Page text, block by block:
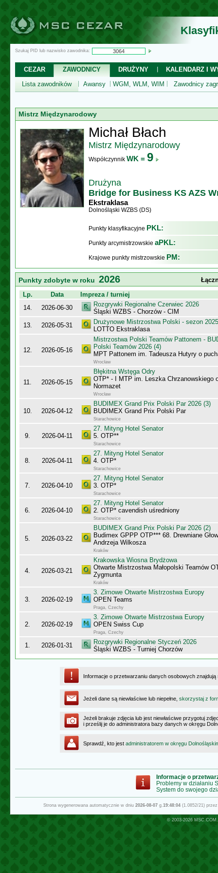
Szukaj PID lub nazwisko zawodnika:
CEZAR ZAWODNICY DRUŻYNY
KALENDARZ I
Lista zawodników
Awansy WGM, WLM, WIM Zawodnicy
Mistrz Międzynarodowy
Michał Błach
Mistrz Międzynarodowy
Współczynnik WK = 9
Drużyna
Bridge for Business KS AZS
Ekstraklasa
Dolnośląski WZBS (DS)
Punkty klasyfikacyjne PKL:
Punkty arcymistrzowskie aPKL:
Krajowe punkty mistrzowskie PM:
Punkty zdobyte w roku 2026
Lp.
Data
Impreza / turniej
14.
2026-06-30
Rozgrywki Regionalne Czerwiec 2026
Śląski WZBS - Chorzów - CIM
13.
2026-05-31
Drużynowe Mistrzostwa Polski - sezon
LOTTO Ekstraklasa
12. 2026-05-16
Mistrzostwa Polski Teamów Pattonem -
Polski Teamów 2026 (4)
MPT Pattonem im. Tadeusza Hutyry o
Wrocław
11. 2026-05-15
Błękitna Wstęga Odry
OTP* - I MTP im. Leszka Chrzanowskiego
Normazet
Wrocław
10. 2026-04-12
BUDIMEX Grand Prix Polski Par 2026 (3)
BUDIMEX Grand Prix Polski Par
Starachowice
9. 2026-04-11
27. Mityng Hotel Senator
5. OTP**
Starachowice
8. 2026-04-11
27. Mityng Hotel Senator
4. OTP*
Starachowice
7. 2026-04-10
27. Mityng Hotel Senator
3. OTP*
Starachowice
6. 2026-04-10
27. Mityng Hotel Senator
2. OTP* cavendish uśredniony
Starachowice
5. 2026-03-22
BUDIMEX Grand Prix Polski Par 2026 (2)
Budimex GPPP OTP*** 68. Drewniane
Andrzeja Wilkosza
Kraków
4. 2026-03-21
Krakowska Wiosna Brydżowa
Otwarte Mistrzostwa Małopolski Teamów
Zygmunta
Kraków
3. 2026-02-19
3. Zimowe Otwarte Mistrzostwa Europy
OPEN Teams
Praga, Czechy
2. 2026-02-19
3. Zimowe Otwarte Mistrzostwa Europy
OPEN Swiss Cup
Praga, Czechy
1. 2026-01-31
Rozgrywki Regionalne Styczeń 2026
Śląski WZBS - Turniej Chorzów
Informacje o przetwarzaniu danych osobowych
Jeżeli dane są niewłaściwe lub niepełne, skorzystaj z
Jeżeli brakuje zdjęcia lub jest niewłaściwe przygotuj
i prześlij je do administratora bazy danych w okręgu
Sprawdź, kto jest administratorem w okręgu
Informacje o
Problemy w działaniu
System do swojego
Strona wygenerowana automatycznie w dniu 2026-08-07g.19:48:04(1.0852/21)
© 2003-2026